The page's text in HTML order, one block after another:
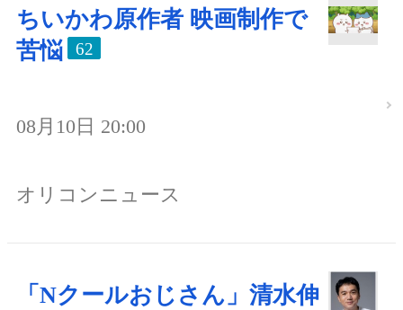
ちいかわ原作者 映画制作で
苦悩
62
08月10日 20:00
オリコンニュース
「Nクールおじさん」清水伸